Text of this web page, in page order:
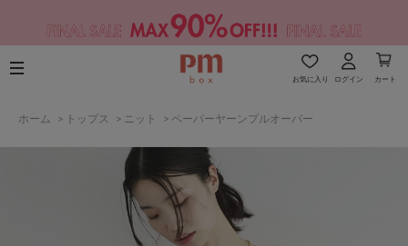
お気に入り ログイン カート
ホーム > トップス > ニット > ペーパーヤーンプルオーバー